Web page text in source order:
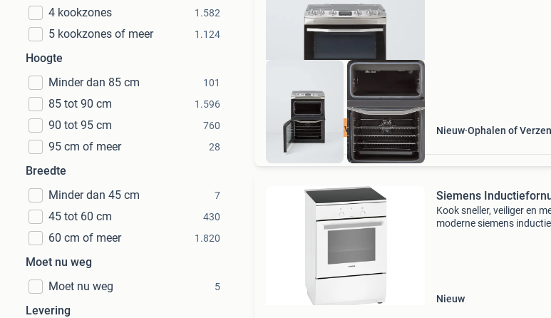
4 kookzones 1.582
5 kookzones of meer 1.124
Hoogte
Minder dan 85 cm
101
85 tot 90 cm 1.596
90 tot 95 cm 760
95 cm of meer 28
Breedte
Minder dan 45 cm
7
45 tot 60 cm 430
60 cm of meer 1.820
Moet nu weg
Moet nu weg
5
Levering
Bijna uitverkocht Nieuw Ophalen of
Siemens
Kook sneller, veiliger en
moderne siemens
Nieuw